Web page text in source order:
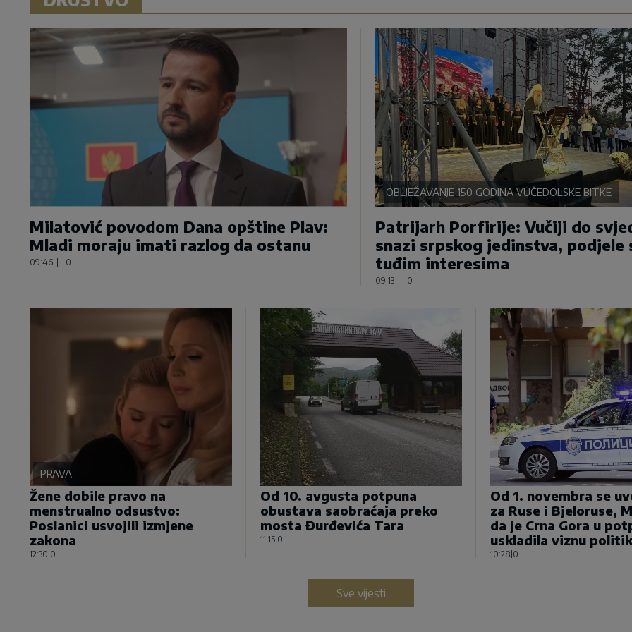
Milatović povodom Dana opštine Plav:
Mladi moraju imati razlog da ostanu
09:46 | 0
OBLJEŽAVANJE 150 GODINA VUČEDOLSKE BITKE
Patrijarh Porfirije: Vučiji do
snazi srpskog jedinstva, podjele
tuđim interesima
09:13 | 0
PRAVA
Žene dobile pravo na
menstrualno odsustvo:
Poslanici usvojili izmjene
zakona
12:30|0
Od 10. avgusta potpuna
obustava saobraćaja preko
mosta Đurđevića Tara
11:15|0
Od 1. novembra se
za Ruse i Bjeloruse,
da je Crna Gora u
uskladila viznu
10:28|0
Sve vijesti